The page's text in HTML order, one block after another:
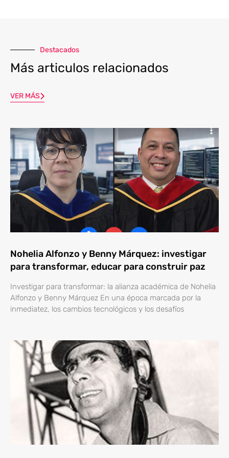
Destacados
Más articulos relacionados
VER MÁS
Nohelia Alfonzo y Benny Márquez: investigar
para transformar, educar para construir paz
Investigar para transformar: la alianza académica de Nohelia
Alfonzo y Benny Márquez En una época marcada por la
inmediatez, los cambios tecnológicos y los desafíos